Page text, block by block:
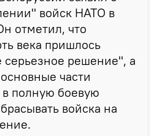
войск НАТО в
отметил, что
века пришлось
решение", а
части
полную боевую
войска на